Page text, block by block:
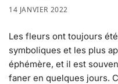
14 JANVIER 2022
Les fleurs ont toujours
symboliques et les plus
éphémère, et il est
faner en quelques jours.